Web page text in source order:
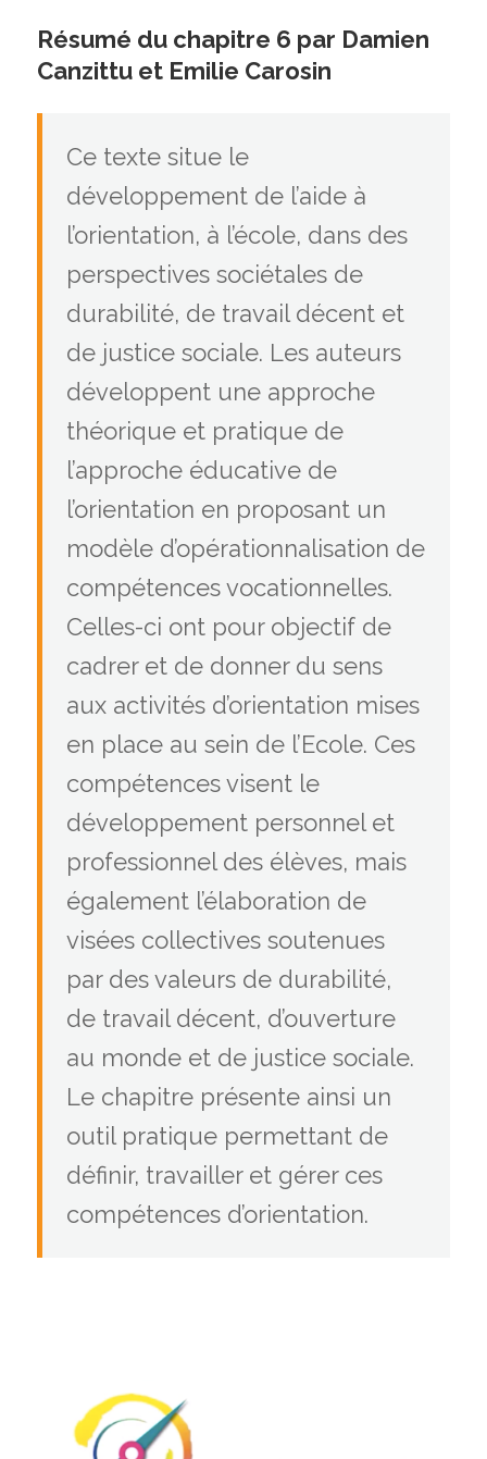
Résumé du chapitre 6 par Damien
Canzittu et Emilie Carosin
Ce texte situe le
développement de l’aide à
l’orientation, à l’école, dans des
perspectives sociétales de
durabilité, de travail décent et
de justice sociale. Les auteurs
développent une approche
théorique et pratique de
l’approche éducative de
l’orientation en proposant un
modèle d’opérationnalisation de
compétences vocationnelles.
Celles-ci ont pour objectif de
cadrer et de donner du sens
aux activités d’orientation mises
en place au sein de l’Ecole. Ces
compétences visent le
développement personnel et
professionnel des élèves, mais
également l’élaboration de
visées collectives soutenues
par des valeurs de durabilité,
de travail décent, d’ouverture
au monde et de justice sociale.
Le chapitre présente ainsi un
outil pratique permettant de
définir, travailler et gérer ces
compétences d’orientation.